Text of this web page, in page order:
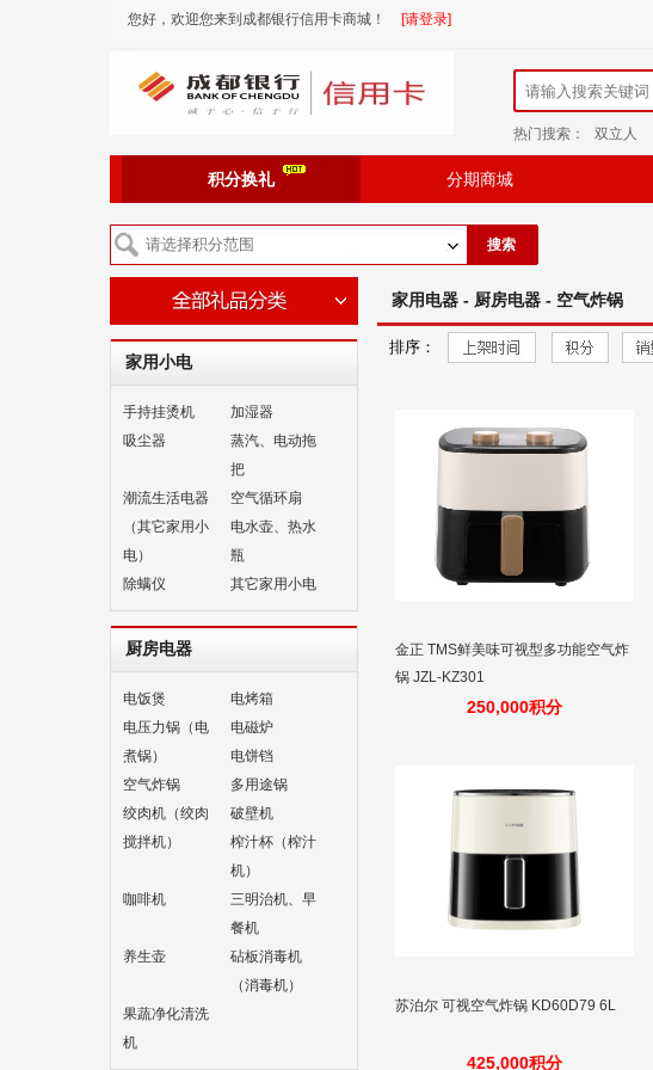
您好，欢迎您来到成都银行信用卡商城！ [请登录]
热门搜索： 双立人
积分换礼 分期商城
搜索
家用小电
手持挂烫机
加湿器
吸尘器
蒸汽、电动拖
把
潮流生活电器
（其它家用小
电）
空气循环扇
电水壶、热水
瓶
除螨仪
其它家用小电
厨房电器
电饭煲
电烤箱
电压力锅（电
煮锅）
电磁炉
电饼铛
空气炸锅
多用途锅
绞肉机（绞肉
搅拌机）
破壁机
榨汁杯（榨汁
机）
咖啡机
三明治机、早
餐机
养生壶
砧板消毒机
（消毒机）
果蔬净化清洗
机
家用电器 - 厨房电器 - 空气炸锅
排序：
金正 TMS鲜美味可视型多功能空气炸
锅 JZL-KZ301
250,000积分
苏泊尔 可视空气炸锅 KD60D79 6L
425,000积分